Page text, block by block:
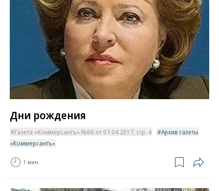
Дни рождения
Газета «Коммерсантъ» №60 от 07.04.2017, стр. 4
Архив газеты
«Коммерсантъ»
1 мин.